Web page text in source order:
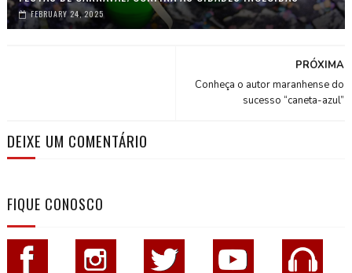
FEBRUARY 24, 2025
PRÓXIMA
Conheça o autor maranhense do
sucesso “caneta-azul”
DEIXE UM COMENTÁRIO
FIQUE CONOSCO